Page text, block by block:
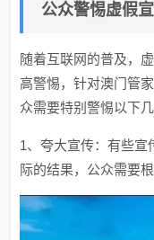
公众警惕虚假
随着互联网的普及，
高警惕，针对澳门管
众需要特别警惕以下几
1、夸大宣传：有些宣
际的结果，公众需要